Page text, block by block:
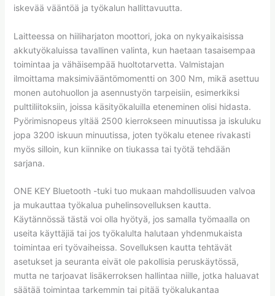
iskevää vääntöä ja työkalun hallittavuutta.
Laitteessa on hiiliharjaton moottori, joka on nykyaikaisissa
akkutyökaluissa tavallinen valinta, kun haetaan tasaisempaa
toimintaa ja vähäisempää huoltotarvetta. Valmistajan
ilmoittama maksimivääntömomentti on 300 Nm, mikä asettuu
monen autohuollon ja asennustyön tarpeisiin, esimerkiksi
pulttiliitoksiin, joissa käsityökaluilla eteneminen olisi hidasta.
Pyörimisnopeus yltää 2500 kierrokseen minuutissa ja iskuluku
jopa 3200 iskuun minuutissa, joten työkalu etenee rivakasti
myös silloin, kun kiinnike on tiukassa tai työtä tehdään
sarjana.
ONE KEY Bluetooth -tuki tuo mukaan mahdollisuuden valvoa
ja mukauttaa työkalua puhelinsovelluksen kautta.
Käytännössä tästä voi olla hyötyä, jos samalla työmaalla on
useita käyttäjiä tai jos työkalulta halutaan yhdenmukaista
toimintaa eri työvaiheissa. Sovelluksen kautta tehtävät
asetukset ja seuranta eivät ole pakollisia peruskäytössä,
mutta ne tarjoavat lisäkerroksen hallintaa niille, jotka haluavat
säätää toimintaa tarkemmin tai pitää työkalukantaa